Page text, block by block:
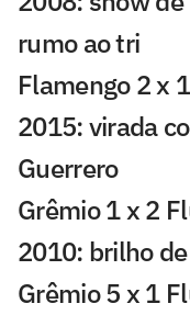
rumo ao tri
Flamengo 2 x
2015: virada
Guerrero
Grêmio 1 x 2
2010: brilho
Grêmio 5 x 1